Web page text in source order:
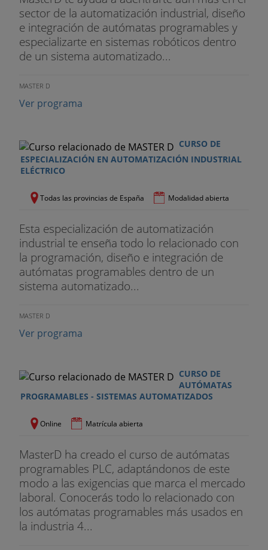
2. OPC Tunnelling
3. Redundancia OPC
5. OPC Historical Data Access
1. Introducción SCADA¿s
3. SCADA General Electric: Cimplicity
Aplicaciones para la gestión de infraestructuras:
sistemas MES
1. Sistemas MES
5. Eficiencia, OEE
6. Gestión de Infraestructuras
7. Gestión Energética
8. ERP (Enterprise Resource Planning)
Desarrollo del proyecto final
1. Programación Estación Ejes FMS-200 (PLC
Simens 314 iFM)
sector de la automatización industrial, diseño
e integración de autómatas programables y
especializarte en sistemas robóticos dentro
de un sistema automatizado...
MASTER D
Ver programa
CURSO DE
ESPECIALIZACIÓN EN AUTOMATIZACIÓN INDUSTRIAL
ELÉCTRICO
Todas las provincias de España Modalidad abierta
Esta especialización de automatización
industrial te enseña todo lo relacionado con
la programación, diseño e integración de
autómatas programables dentro de un
sistema automatizado...
MASTER D
Ver programa
CURSO DE
AUTÓMATAS
PROGRAMABLES - SISTEMAS AUTOMATIZADOS
Online Matrícula abierta
MasterD ha creado el curso de autómatas
programables PLC, adaptándonos de este
modo a las exigencias que marca el mercado
laboral. Conocerás todo lo relacionado con
los autómatas programables más usados en
la industria 4...